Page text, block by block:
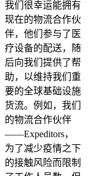
我们很幸运能拥有
现在的物流合作伙
伴，他们参与了医
疗设备的配送，随
后向我们提供了帮
助，以维持我们重
要的全球基础设施
货流。例如，我们
的物流合作伙伴
——Expeditors，
为了减少疫情之下
的接触风险而限制